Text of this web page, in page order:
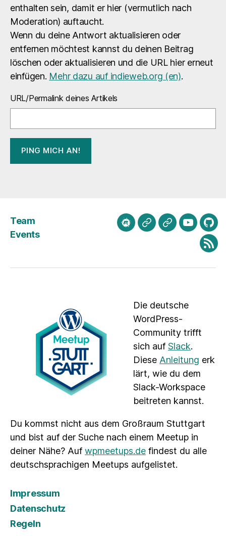
enthalten sein, damit er hier (vermutlich nach
Moderation) auftaucht.
Wenn du deine Antwort aktualisieren oder
entfernen möchtest kannst du deinen Beitrag
löschen oder aktualisieren und die URL hier erneut
einfügen. Mehr dazu auf indieweb.org (en).
URL/Permalink deines Artikels
Team
Events
meetup.com
Mastodon
BlueskyYoutube
Die deutsche
WordPress-
Community trifft
sich auf Slack.
Diese Anleitung erk
lärt, wie du dem
Slack-Workspace
beitreten kannst.
Du kommst nicht aus dem Großraum Stuttgart
und bist auf der Suche nach einem Meetup in
deiner Nähe? Auf wpmeetups.de findest du alle
deutschsprachigen Meetups aufgelistet.
Impressum
Datenschutz
Regeln